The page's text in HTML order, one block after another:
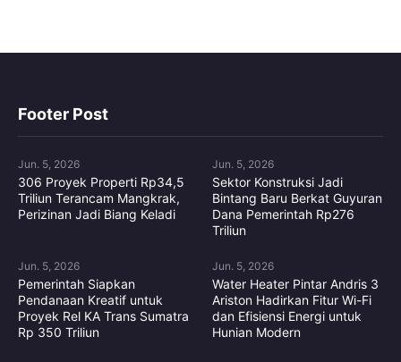
Footer Post
Jun. 5, 2026
306 Proyek Properti Rp34,5
Triliun Terancam Mangkrak,
Perizinan Jadi Biang Keladi
Jun. 5, 2026
Sektor Konstruksi Jadi
Bintang Baru Berkat Guyuran
Dana Pemerintah Rp276
Triliun
Jun. 5, 2026
Pemerintah Siapkan
Pendanaan Kreatif untuk
Proyek Rel KA Trans Sumatra
Rp 350 Triliun
Jun. 5, 2026
Water Heater Pintar Andris 3
Ariston Hadirkan Fitur Wi-Fi
dan Efisiensi Energi untuk
Hunian Modern